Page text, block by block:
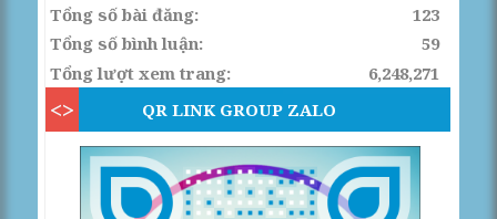
Tổng số bài đăng:
123
Tổng số bình luận:
59
Tổng lượt xem trang:
6,248,271
QR LINK GROUP ZALO